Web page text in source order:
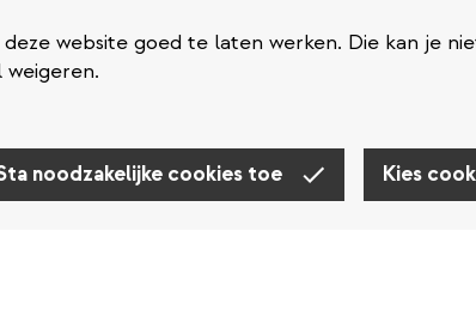
website goed te laten werken. Die kan je
noodzakelijke cookies toe Kies